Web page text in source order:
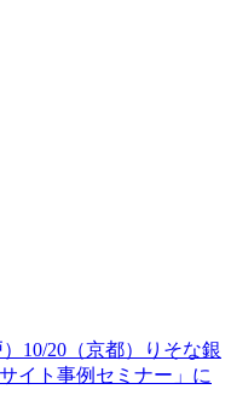
10/20（京都）りそな銀
イト事例セミナー」に